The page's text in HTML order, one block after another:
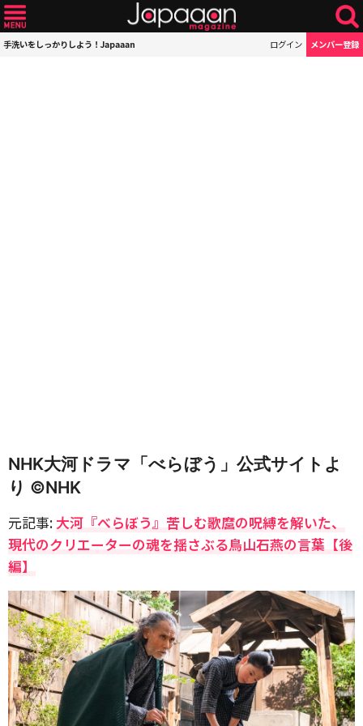
手洗いをしっかりしよう！Japaaan ログイン メンバー登録
NHK大河ドラマ「べらぼう」公式サイトよ
り ©NHK
元記事:大河『べらぼう』苦しむ歌麿の呪縛を解いた、
現代のクリエーターの魂を揺さぶる鳥山石燕の言葉【後
編】